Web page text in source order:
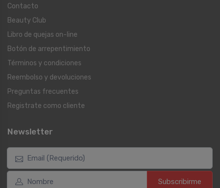
Contacto
Beauty Club
Libro de quejas on-line
Botón de arrepentimiento
Términos y condiciones
Reembolso y devoluciones
Preguntas frecuentes
Registrate como cliente
Newsletter
Subscribirme